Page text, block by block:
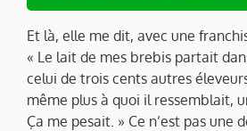
Et là, elle me dit, avec une
« Le lait de mes brebis partait
celui de trois cents autres
même plus à quoi il ressemblait,
Ça me pesait. » Ce n’est pas une